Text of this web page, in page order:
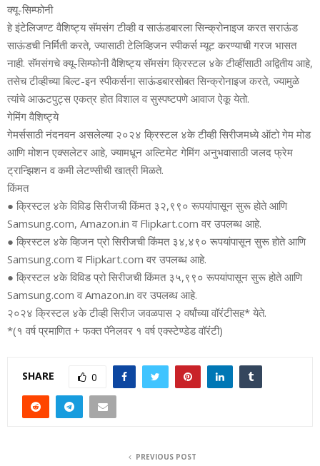
क्‍यू-सिम्‍फोनी
हे इंटेलिजण्‍ट वैशिष्‍ट्य सॅमसंग टीव्‍ही व साऊंडबारला सिन्‍क्रोनाइज करत सराऊंड
साऊंडची निर्मिती करते, ज्‍यासाठी टेलिव्हिजन स्‍पीकर्स म्‍यूट करण्‍याची गरज भासत
नाही. सॅमसंगचे क्‍यू-सिम्‍फोनी वैशिष्‍ट्य सॅमसंग क्रिस्‍टल ४के टीव्‍हींसाठी अद्वितीय आहे,
तसेच टीव्‍हीच्‍या बिल्‍ट-इन स्‍पीकर्सना साऊंडबारसोबत सिन्‍क्रोनाइज करते, ज्‍यामुळे
त्‍यांचे आऊटपुट्स एकत्र होत विशाल व सुस्‍पष्‍टपणे आवाज ऐकू येतो.
गेमिंग वैशिष्‍ट्ये
गेमर्ससाठी नंदनवन असलेल्‍या २०२४ क्रिस्‍टल ४के टीव्‍ही सिरीजमध्‍ये ऑटो गेम मोड
आणि मोशन एक्‍सलेटर आहे, ज्‍यामधून अल्टिमेट गेमिंग अनुभवासाठी जलद फ्रेम
ट्रान्झिशन व कमी लेटण्‍सीची खात्री मिळते.
किंमत
● क्रिस्‍टल ४के विविड सिरीजची किंमत ३२,९९० रूपयांपासून सुरू होते आणि
Samsung.com, Amazon.in व Flipkart.com वर उपलब्‍ध आहे.
● क्रिस्‍टल ४के व्हिजन प्रो सिरीजची किंमत ३४,४९० रूपयांपासून सुरू होते आणि
Samsung.com व Flipkart.com वर उपलब्‍ध आहे.
● क्रिस्‍टल ४के विविड प्रो सिरीजची किंमत ३५,९९० रूपयांपासून सुरू होते आणि
Samsung.com व Amazon.in वर उपलब्‍ध आहे.
२०२४ क्रिस्‍टल ४के टीव्‍ही सिरीज जवळपास २ वर्षांच्‍या वॉरंटीसह* येते.
*(१ वर्ष प्रमाणित + फक्‍त पॅनेलवर १ वर्ष एक्‍स्‍टेण्‍डेड वॉरंटी)
SHARE 0
PREVIOUS POST